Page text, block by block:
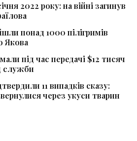
2022 року: на війні загинув
понад 1000 пілігримів
Якова
під час передачі $12 тисяч
служби
11 випадків сказу:
через укуси тварин